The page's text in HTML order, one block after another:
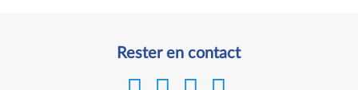
Rester en contact